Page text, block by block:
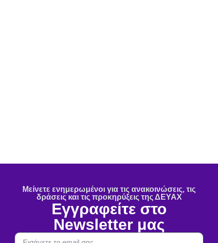
Μείνετε ενημερωμένοι για τις ανακοινώσεις, τις
δράσεις και τις προκηρύξεις της ΔΕΥΑΧ
Εγγραφείτε στο
Newsletter μας